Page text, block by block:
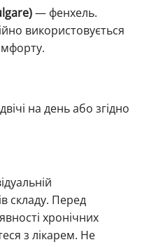
— фенхель.
використовується
на день або згідно
складу. Перед
хронічних
з лікарем. Не